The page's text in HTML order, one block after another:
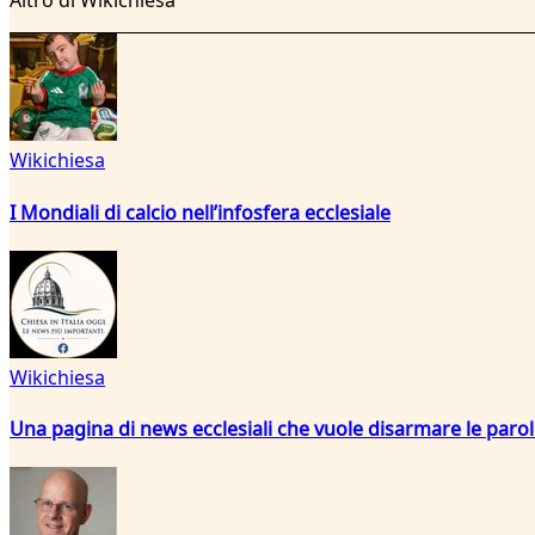
Wikichiesa
I Mondiali di calcio nell’infosfera ecclesiale
Wikichiesa
Una pagina di news ecclesiali che vuole disarmare le